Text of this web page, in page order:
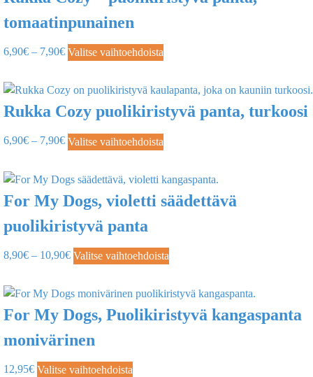
tomaatinpunainen
6,90€ – 7,90€ Valitse vaihtoehdoista
Rukka Cozy puolikiristyvä panta, turkoosi
6,90€ – 7,90€ Valitse vaihtoehdoista
For My Dogs, violetti säädettävä
puolikiristyvä panta
8,90€ – 10,90€ Valitse vaihtoehdoista
For My Dogs, Puolikiristyvä kangaspanta
monivärinen
12,95€ Valitse vaihtoehdoista